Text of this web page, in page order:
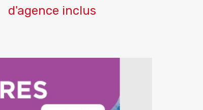
d'agence inclus